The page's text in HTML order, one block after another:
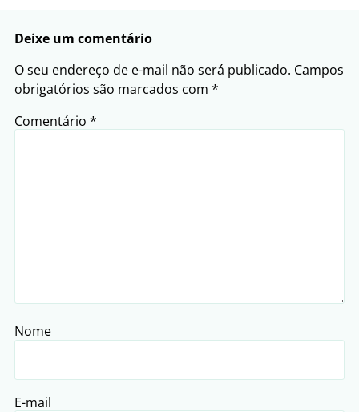
Deixe um comentário
O seu endereço de e-mail não será publicado. Campos
obrigatórios são marcados com *
Comentário *
Nome
E-mail